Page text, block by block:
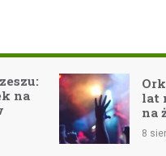
na
lat
na
8